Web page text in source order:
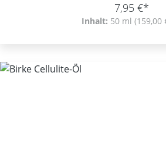
7,95 €*
Inhalt: 50 ml (159,00